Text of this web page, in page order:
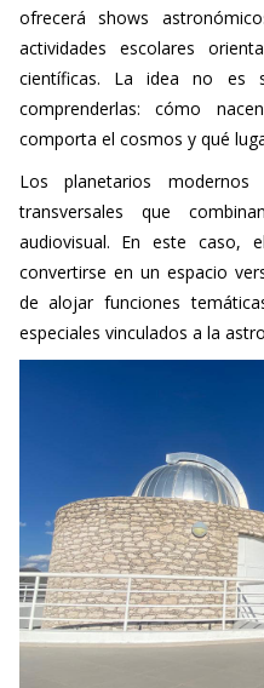
ofrecerá shows
actividades escolares
científicas. La idea no es
comprenderlas: cómo
comporta el cosmos y qué
Los planetarios modernos
transversales que
audiovisual. En este caso,
convertirse en un espacio
de alojar funciones
especiales vinculados a la